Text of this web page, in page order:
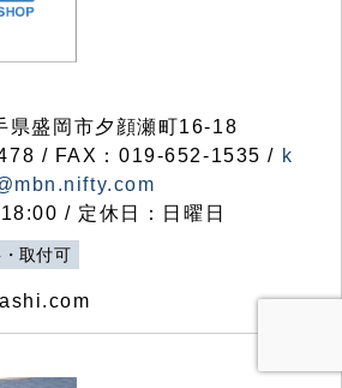
盛岡市夕顔瀬町16-18
/ FAX：019-652-1535 / k
/ 定休日：日曜日
取付可